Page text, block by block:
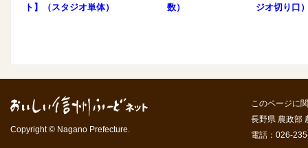
ト】（スタジオ単体）
数）
ジオ切り口
Copyright © Nagano Prefecture.
このページに
長野県 農政部
電話：026-